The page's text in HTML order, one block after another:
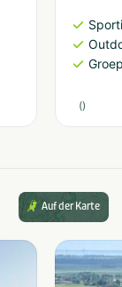
()
Auf der Karte